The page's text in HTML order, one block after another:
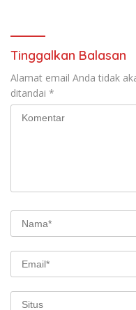
Tinggalkan Balasan
Alamat email Anda tidak
ditandai *